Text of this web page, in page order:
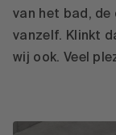
van het bad, de
vanzelf. Klinkt
wij ook. Veel